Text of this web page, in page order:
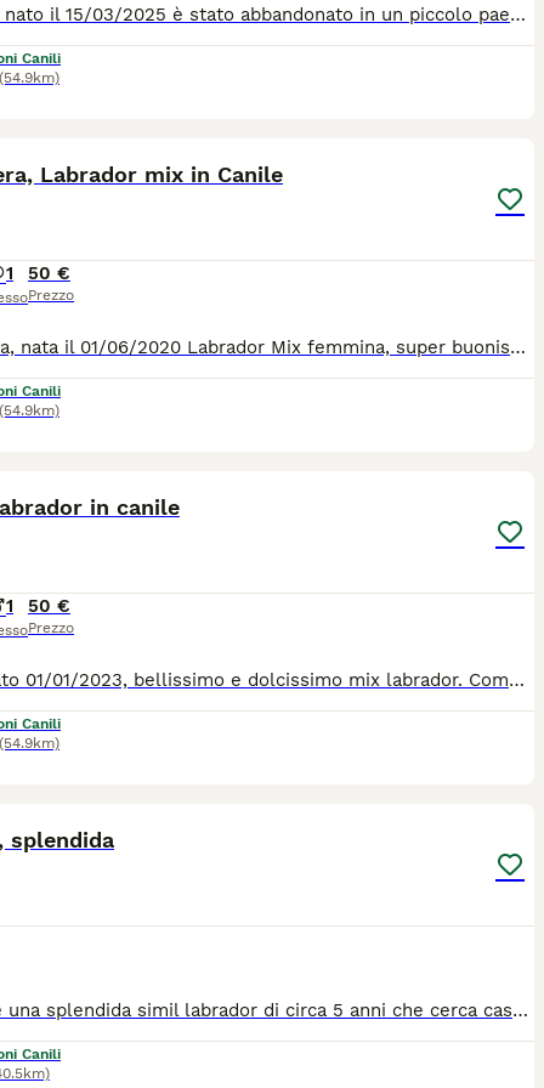
Tommy, nato il 15/03/2025 è stato abbandonato in un piccolo paese, dove poi è stato preso e portato in canile. Tommy non è felice li tra le pareti di cemento, il freddo pavimento ed il casino che fanni gli altri 1200 cani. Lui vorebbe iniziare la sua piccola vita in un bel giardino, con una bella casa ed una bella famiglia tutta sua. C'è qualcuno che vuole fare questo grande regalo al piccolo Tommy ? Lui è bravo e buono e va d'accordo con tutti i suoi simili. Per tutte le info 0039/3714497821
Canili
(54.9km)
Labrador mix in Canile
1 50 €
Prezzo
Calimera, nata il 01/06/2020 Labrador Mix femmina, super buonissima, bella e dolce. Trovata vagante in un piccolo paese della sicilia. Recuperata dai soccoritori e rinchiusa in canile. Purtroppo la piccola in canile non è felice e piange tanto. Ha bisogno di una familglia che le regala una bella casa ed una vita fantastica. Lei va d'accordo con tutti suoi simili. Per tutte le info chiamate il 0039/3714497821
Canili
(54.9km)
in canile
1 50 €
Prezzo
Billy, nato 01/01/2023, bellissimo e dolcissimo mix labrador. Come tutti i cani del canile, anche lui è stato trovato vagante sul territorio ! Lui è un bravo cane, sano, bello e socievole Cerca una casa per sempre...non lasciamolo morire in canile💔 Per tutte le info 371/4497821
Canili
(54.9km)
splendida
Windy è una splendida simil labrador di circa 5 anni che cerca casa. E' una cagnolina molto dolce con le persone e non ha problemi con i cani. Taglia media. Sterilizzata, vaccinata e microchippata. Attualmente si trova in Libano, ma è pronta a raggiungere l'italia. Per info Pascale 3473755025 oppure Valentina 3409033882
Canili